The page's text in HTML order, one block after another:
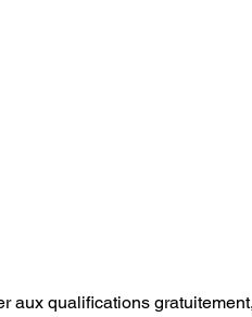
aux qualifications